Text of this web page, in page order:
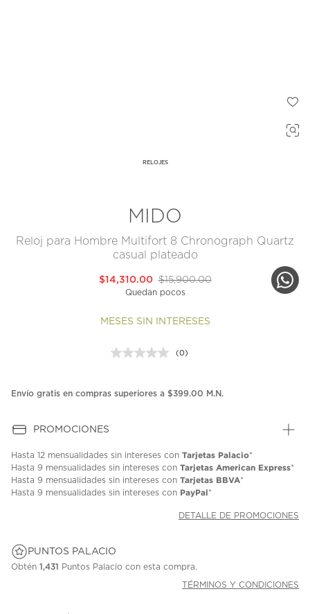
RELOJES
MIDO
Reloj para Hombre Multifort 8 Chronograph Quartz
casual plateado
$15,900.00
$14,310.00
Quedan pocos
MESES SIN INTERESES
Sin
en
(0)
Envío gratis en compras superiores a $399.00 M.N.
PROMOCIONES
Hasta 12 mensualidades sin intereses con Tarjetas Palacio*
Hasta 9 mensualidades sin intereses con Tarjetas American Express*
Hasta 9 mensualidades sin intereses con Tarjetas BBVA*
Hasta 9 mensualidades sin intereses con PayPal*
DETALLE DE PROMOCIONES
PUNTOS PALACIO
Obtén 1,431 Puntos Palacio con esta compra.
TÉRMINOS Y CONDICIONES